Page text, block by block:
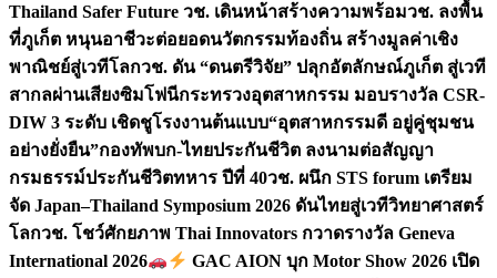
Thailand Safer Future วช. เดินหน้าสร้างความพร้อมวช. ลงพื้น
ที่ภูเก็ต หนุนอาชีวะต่อยอดนวัตกรรมท้องถิ่น สร้างมูลค่าเชิง
พาณิชย์สู่เวทีโลกวช. ดัน “ดนตรีวิจัย” ปลุกอัตลักษณ์ภูเก็ต สู่เวที
สากลผ่านเสียงซิมโฟนีกระทรวงอุตสาหกรรม มอบรางวัล CSR-
DIW 3 ระดับ เชิดชูโรงงานต้นแบบ“อุตสาหกรรมดี อยู่คู่ชุมชน
อย่างยั่งยืน”กองทัพบก-ไทยประกันชีวิต ลงนามต่อสัญญา
กรมธรรม์ประกันชีวิตทหาร ปีที่ 40วช. ผนึก STS forum เตรียม
จัด Japan–Thailand Symposium 2026 ดันไทยสู่เวทีวิทยาศาสตร์
โลกวช. โชว์ศักยภาพ Thai Innovators กวาดรางวัล Geneva
International 2026
GAC AION บุก Motor Show 2026 เปิด